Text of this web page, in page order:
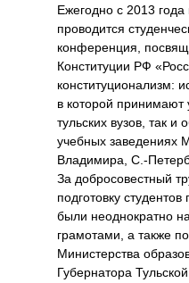
Ежегодно с 2013
проводится
конференция,
Конституции РФ
конституционализм:
в которой принимают
тульских вузов, так
учебных заведениях
Владимира, С.-
За добросовестный
подготовку
были неоднократно
грамотами, а также
Министерства
Губернатора